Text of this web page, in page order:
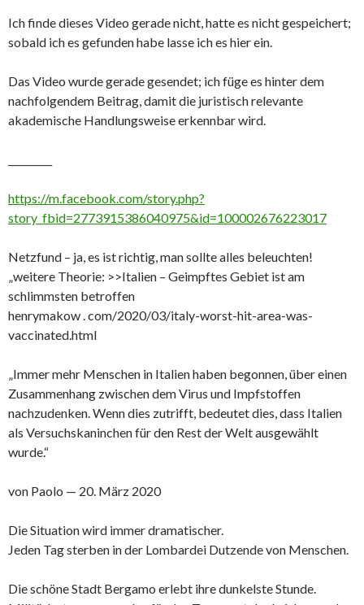
Ich finde dieses Video gerade nicht, hatte es nicht gespeichert;
sobald ich es gefunden habe lasse ich es hier ein.
Das Video wurde gerade gesendet; ich füge es hinter dem
nachfolgendem Beitrag, damit die juristisch relevante
akademische Handlungsweise erkennbar wird.
https://m.facebook.com/story.php?
story_fbid=2773915386040975&id=100002676223017
Netzfund – ja, es ist richtig, man sollte alles beleuchten!
„weitere Theorie: >>Italien – Geimpftes Gebiet ist am
schlimmsten betroffen
henrymakow . com/2020/03/italy-worst-hit-area-was-
vaccinated.html
„Immer mehr Menschen in Italien haben begonnen, über einen
Zusammenhang zwischen dem Virus und Impfstoffen
nachzudenken. Wenn dies zutrifft, bedeutet dies, dass Italien
als Versuchskaninchen für den Rest der Welt ausgewählt
wurde.“
von Paolo — 20. März 2020
Die Situation wird immer dramatischer.
Jeden Tag sterben in der Lombardei Dutzende von Menschen.
Die schöne Stadt Bergamo erlebt ihre dunkelste Stunde.